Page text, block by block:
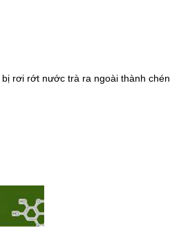
rơi rớt nước trà ra ngoài thành chén.